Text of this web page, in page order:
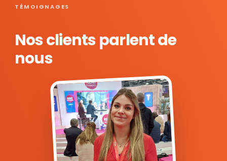
TÉMOIGNAGES
Nos clients parlent de
nous